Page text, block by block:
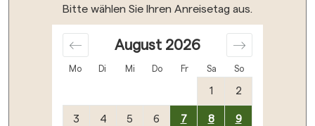
Bitte wählen Sie Ihren Anreisetag aus.
Mo Di Mi Do Fr Sa So
August 2026
1 2
3 4 5 6 7 8 9